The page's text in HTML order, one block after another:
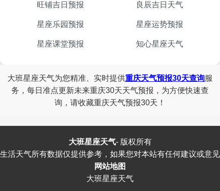
旺铺吉日预报 良辰吉日天气
星座乐园预报 星座运势预报
星座课堂预报 知心星座天气
大班星座天气为您精准、实时提供重庆天气预报30天查询服
务，每日准点更新未来重庆30天天气预报，为方便快速查
询，请收藏重庆天气预报30天！
大班星座天气-版权所有
生活天气所有数据仅提供参考，如果您对本站有任何建议或意见
网站地图
大班星座天气